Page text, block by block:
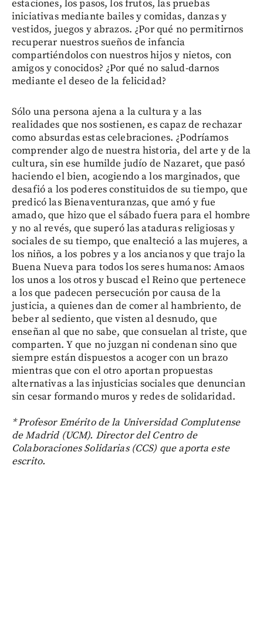
estaciones, los pasos, los frutos, las pruebas
iniciativas mediante bailes y comidas, danzas y
vestidos, juegos y abrazos. ¿Por qué no permitirnos
recuperar nuestros sueños de infancia
compartiéndolos con nuestros hijos y nietos, con
amigos y conocidos? ¿Por qué no salud-darnos
mediante el deseo de la felicidad?
Sólo una persona ajena a la cultura y a las
realidades que nos sostienen, es capaz de rechazar
como absurdas estas celebraciones. ¿Podríamos
comprender algo de nuestra historia, del arte y de la
cultura, sin ese humilde judío de Nazaret, que pasó
haciendo el bien, acogiendo a los marginados, que
desafió a los poderes constituidos de su tiempo, que
predicó las Bienaventuranzas, que amó y fue
amado, que hizo que el sábado fuera para el hombre
y no al revés, que superó las ataduras religiosas y
sociales de su tiempo, que enalteció a las mujeres, a
los niños, a los pobres y a los ancianos y que trajo la
Buena Nueva para todos los seres humanos: Amaos
los unos a los otros y buscad el Reino que pertenece
a los que padecen persecución por causa de la
justicia, a quienes dan de comer al hambriento, de
beber al sediento, que visten al desnudo, que
enseñan al que no sabe, que consuelan al triste, que
comparten. Y que no juzgan ni condenan sino que
siempre están dispuestos a acoger con un brazo
mientras que con el otro aportan propuestas
alternativas a las injusticias sociales que denuncian
sin cesar formando muros y redes de solidaridad.
* Profesor Emérito de la Universidad Complutense
de Madrid (UCM). Director del Centro de
Colaboraciones Solidarias (CCS) que aporta este
escrito.